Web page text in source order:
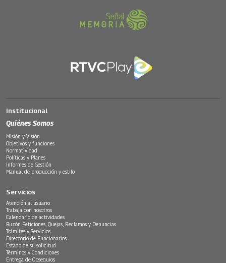
Institucional
Quiénes Somos
Misión y Visión
Objetivos y funciones
Normatividad
Políticas y Planes
Informes de Gestión
Manual de producción y estilo
Servicios
Atención al usuario
Trabaja con nosotros
Calendario de actividades
Buzón Peticiones, Quejas, Reclamos y Denuncias
Trámites y Servicios
Directorio de Funcionarios
Estado de su solicitud
Términos y Condiciones
Entrega de Obsequios